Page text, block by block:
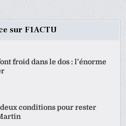
sur F1ACTU
froid dans le dos : l’énorme
deux conditions pour rester